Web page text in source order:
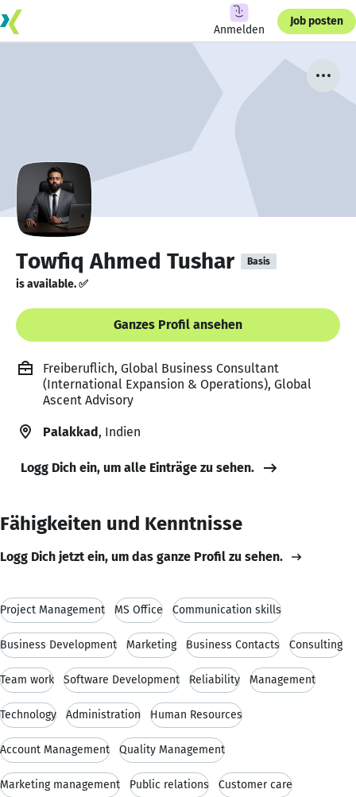
Anmelden
Job posten
Towfiq Ahmed Tushar Basis
is available. ✅
Ganzes Profil ansehen
Freiberuflich, Global Business Consultant
(International Expansion & Operations), Global
Ascent Advisory
Palakkad, Indien
Logg Dich ein, um alle Einträge zu sehen.
Fähigkeiten und Kenntnisse
Logg Dich jetzt ein, um das ganze Profil zu sehen.
Project Management MS Office Communication skills
Business Development Marketing Business Contacts Consulting
Team work Software Development Reliability Management
Technology Administration Human Resources
Account Management Quality Management
Marketing management Public relations Customer care